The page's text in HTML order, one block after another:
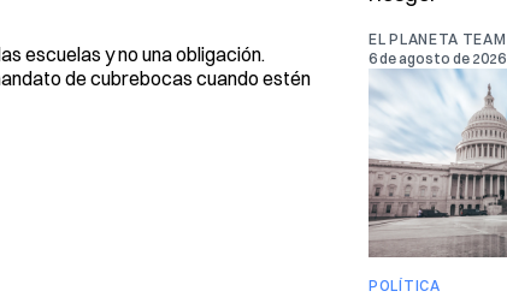
escuelas y no una obligación.
de cubrebocas cuando estén
EL PLANETA TEAM
6 de agosto de 2026
POLÍTICA